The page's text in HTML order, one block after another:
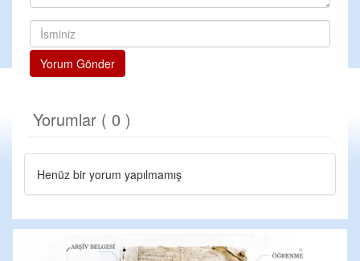
Yorum Gönder
Yorumlar ( 0 )
Henüz bir yorum yapılmamış